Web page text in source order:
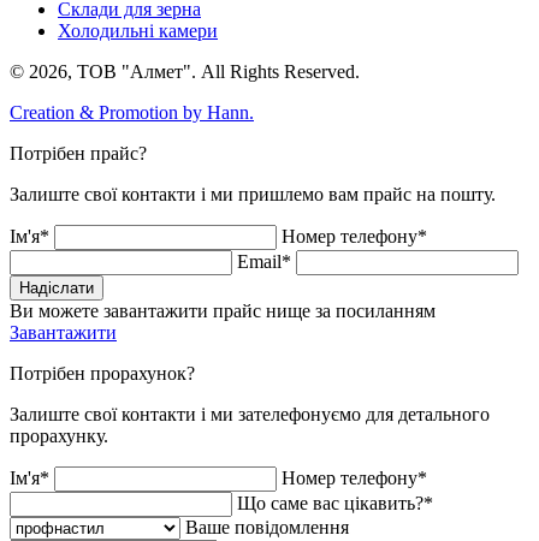
Склади для зерна
Холодильні камери
© 2026, ТОВ "Алмет". All Rights Reserved.
Creation & Promotion by Hann.
Потрібен прайс?
Залиште свої контакти і ми пришлемо вам прайс на пошту.
Ім'я*
Номер телефону*
Email*
Надіслати
Ви можете завантажити прайс нище за посиланням
Завантажити
Потрібен прорахунок?
Залиште свої контакти і ми зателефонуємо для детального
прорахунку.
Ім'я*
Номер телефону*
Що саме вас цікавить?*
Ваше повідомлення